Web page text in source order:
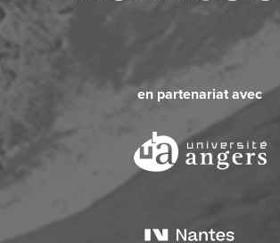
en partenariat avec